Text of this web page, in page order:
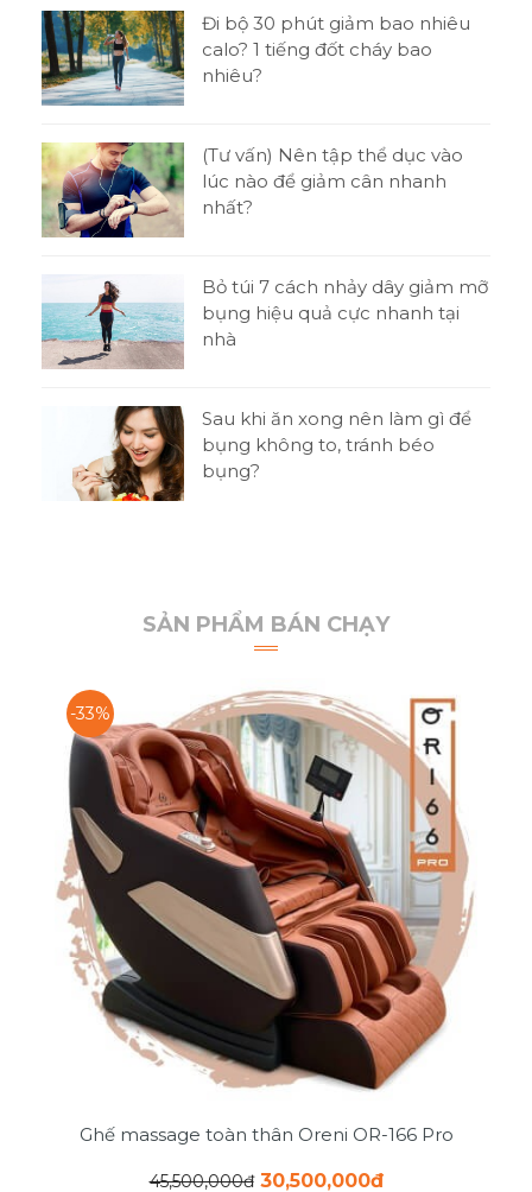
Đi bộ 30 phút giảm bao nhiêu
calo? 1 tiếng đốt cháy bao
nhiêu?
(Tư vấn) Nên tập thể dục vào
lúc nào để giảm cân nhanh
nhất?
Bỏ túi 7 cách nhảy dây giảm mỡ
bụng hiệu quả cực nhanh tại
nhà
Sau khi ăn xong nên làm gì để
bụng không to, tránh béo
bụng?
SẢN PHẨM BÁN CHẠY
-33%
Ghế massage toàn thân Oreni OR-166 Pro
45,500,000đ 30,500,000đ